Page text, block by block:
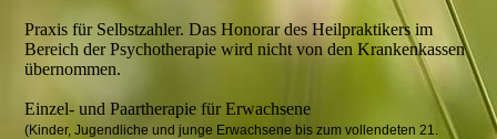
Praxis für Selbstzahler. Das Honorar des Heilpraktikers im
Bereich der Psychotherapie wird nicht von den Krankenkassen
übernommen.
Einzel- und Paartherapie für Erwachsene
(Kinder, Jugendliche und junge Erwachsene bis zum vollendeten 21.